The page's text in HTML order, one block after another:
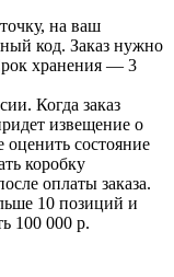
на ваш
код. Заказ нужно
хранения — 3
Когда заказ
извещение о
состояние
коробку
оплаты заказа.
10 позиций и
100 000 р.